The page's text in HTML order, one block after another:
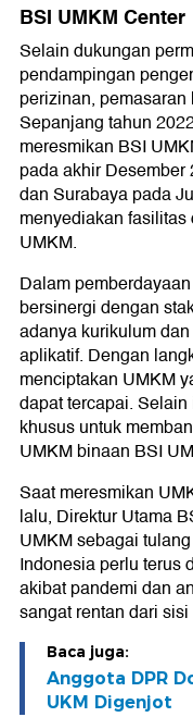
BSI UMKM Center
Selain dukungan
pendampingan
perizinan,
Sepanjang tahun
meresmikan BSI
pada akhir
dan Surabaya pada
menyediakan
UMKM.
Dalam
bersinergi dengan
adanya kurikulum
aplikatif. Dengan
menciptakan UMKM
dapat tercapai.
khusus untuk
UMKM binaan BSI
Saat meresmikan
lalu, Direktur Utama
UMKM sebagai
Indonesia perlu terus
akibat pandemi dan
sangat rentan dari
Baca juga:
Anggota DPR
UKM Digenjot